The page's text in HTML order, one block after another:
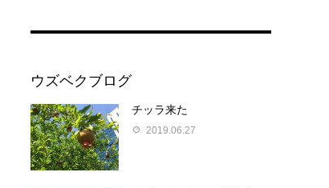
ウズベクブログ
チッラ来た
2019.06.27